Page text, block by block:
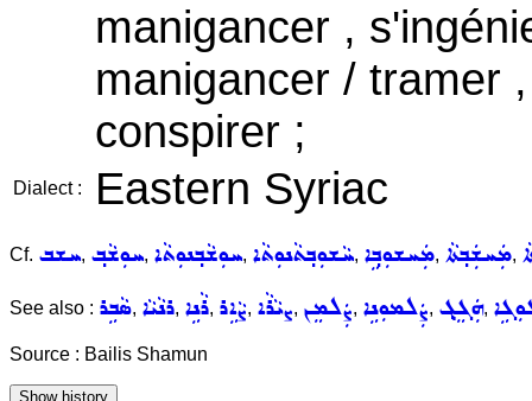
manigancer ,
manigancer / tramer
conspirer ;
Dialect : Eastern Syriac
Cf. ܚܫܒ, ܚܘܼܫܵܒ݂, ܚܘܼܫܵܒ݂ܢܘܼܬܵܐ, ܚܵܫܘܼܒ݂ܬܵܢܘܼܬܵܐ, ܡܲܚܫܘܼܒ݂ܹܐ, ܡܲܚܫܲܒ݂ܬܵܐ,
See also : ܣܵܒܹܪ, ܪܢܵܝܵܐ, ܪܵܢܹܐ, ܨܵܐܹܪ, ܨܝܵܪܵܐ, ܨܲܠܡܸܢ, ܨܲܠܡܘܼܢܹܐ, ܗܲܓܸܓ݂,
Source : Bailis Shamun